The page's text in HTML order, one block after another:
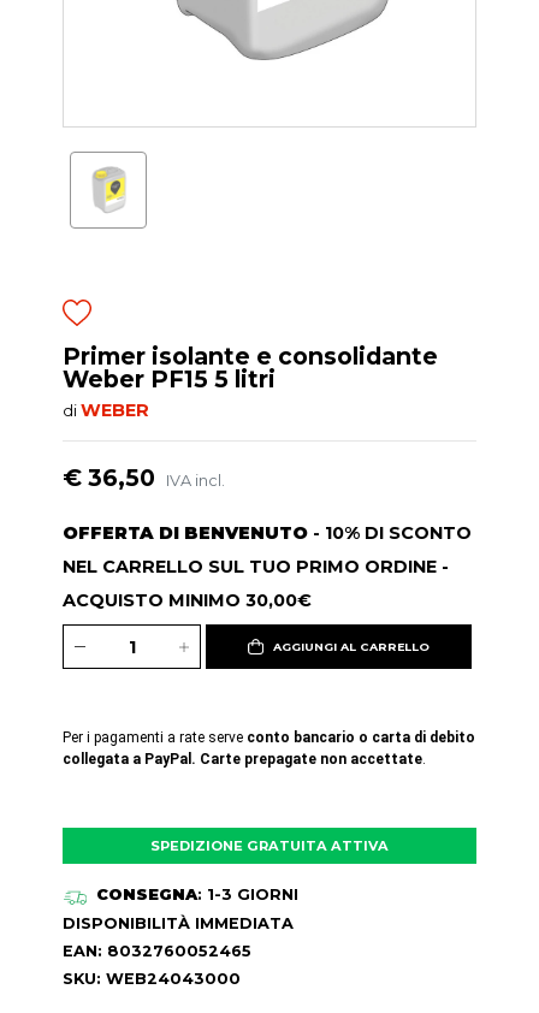
Primer isolante e consolidante
Weber PF15 5 litri
diWEBER
€ 36,50 IVA incl.
OFFERTA DI BENVENUTO - 10% DI SCONTO
NEL CARRELLO SUL TUO PRIMO ORDINE -
ACQUISTO MINIMO 30,00€
AGGIUNGI AL CARRELLO
Per i pagamenti a rate serve conto bancario o carta di debito
collegata a PayPal. Carte prepagate non accettate.
SPEDIZIONE GRATUITA ATTIVA
CONSEGNA: 1-3 GIORNI
DISPONIBILITÀ IMMEDIATA
EAN: 8032760052465
SKU: WEB24043000